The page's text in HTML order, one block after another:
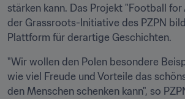
stärken kann. Das Projekt "Football for
der Grassroots-Initiative des PZPN
Plattform für derartige Geschichten.
"Wir wollen den Polen besondere
wie viel Freude und Vorteile das
den Menschen schenken kann", so